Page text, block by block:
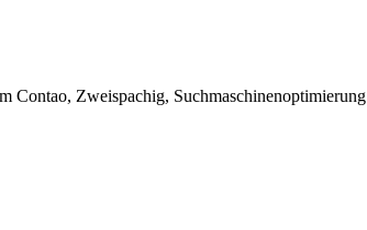
Contao, Zweispachig, Suchmaschinenoptimierung